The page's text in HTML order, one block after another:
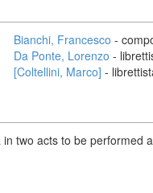
Bianchi, Francesco -
Da Ponte, Lorenzo -
[Coltellini, Marco] -
two acts to be performed